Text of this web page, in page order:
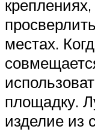
местах.
площадку.
изделие из